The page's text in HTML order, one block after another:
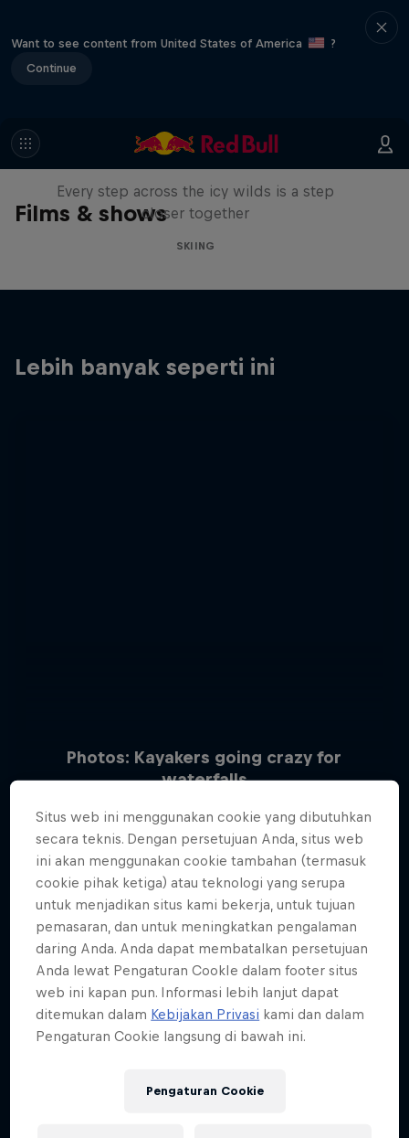
Want to see content from United States of America
?
Continue
Films & shows
A Baffin Vacation: Love on Ice
Every step across the icy wilds is a step
closer together
SKIING
Lebih banyak seperti ini
Photos: Kayakers going crazy for
waterfalls
15 Photos
KAYAKING
Situs web ini menggunakan cookie yang dibutuhkan
secara teknis. Dengan persetujuan Anda, situs web
ini akan menggunakan cookie tambahan (termasuk
cookie pihak ketiga) atau teknologi yang serupa
untuk menjadikan situs kami bekerja, untuk tujuan
pemasaran, dan untuk meningkatkan pengalaman
daring Anda. Anda dapat membatalkan persetujuan
Anda lewat Pengaturan CookIe dalam footer situs
web ini kapan pun. Informasi lebih lanjut dapat
ditemukan dalam Kebijakan Privasi kami dan dalam
Pengaturan Cookie langsung di bawah ini.
Pengaturan Cookie